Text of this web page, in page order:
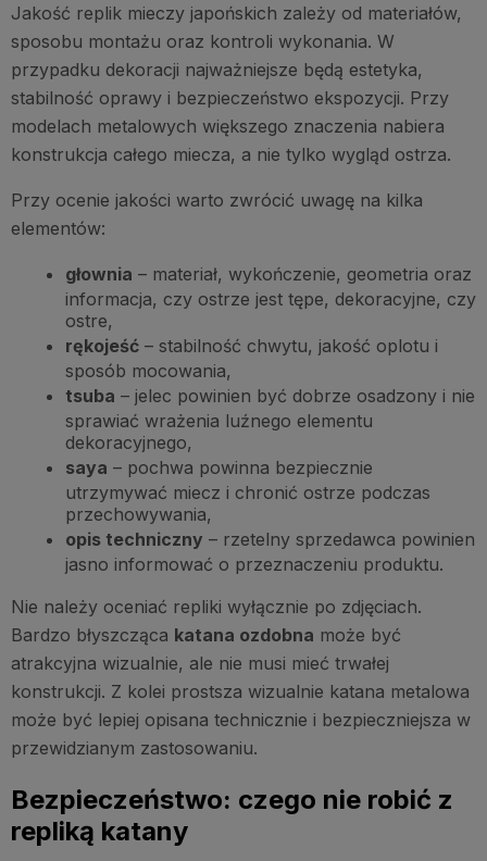
Jakość replik mieczy japońskich zależy od materiałów,
sposobu montażu oraz kontroli wykonania. W
przypadku dekoracji najważniejsze będą estetyka,
stabilność oprawy i bezpieczeństwo ekspozycji. Przy
modelach metalowych większego znaczenia nabiera
konstrukcja całego miecza, a nie tylko wygląd ostrza.
Przy ocenie jakości warto zwrócić uwagę na kilka
elementów:
głownia – materiał, wykończenie, geometria oraz
informacja, czy ostrze jest tępe, dekoracyjne, czy
ostre,
rękojeść – stabilność chwytu, jakość oplotu i
sposób mocowania,
tsuba – jelec powinien być dobrze osadzony i nie
sprawiać wrażenia luźnego elementu
dekoracyjnego,
saya – pochwa powinna bezpiecznie
utrzymywać miecz i chronić ostrze podczas
przechowywania,
opis techniczny – rzetelny sprzedawca powinien
jasno informować o przeznaczeniu produktu.
Nie należy oceniać repliki wyłącznie po zdjęciach.
Bardzo błyszcząca katana ozdobna może być
atrakcyjna wizualnie, ale nie musi mieć trwałej
konstrukcji. Z kolei prostsza wizualnie katana metalowa
może być lepiej opisana technicznie i bezpieczniejsza w
przewidzianym zastosowaniu.
Bezpieczeństwo: czego nie robić z
repliką katany